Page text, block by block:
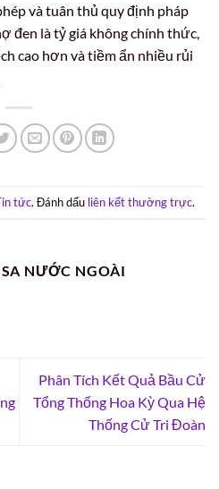
và tuân thủ quy định pháp
đen là tỷ giá không chính thức,
cao hơn và tiềm ẩn nhiều rủi
tức. Đánh dấu liên kết thường trực.
NƯỚC NGOÀI
Phân Tích Kết Quả Bầu Cử
Tổng Thống Hoa Kỳ Qua Hệ
Thống Cử Tri Đoàn